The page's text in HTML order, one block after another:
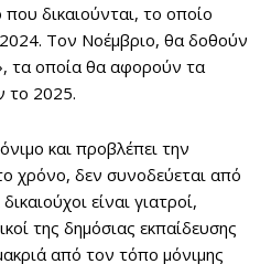
δικαιούνται, το οποίο
Τον Νοέμβριο, θα δοθούν
τα οποία θα αφορούν τα
το 2025.
και προβλέπει την
χρόνο, δεν συνοδεύεται από
είναι γιατροί,
της δημόσιας εκπαίδευσης
από τον τόπο μόνιμης